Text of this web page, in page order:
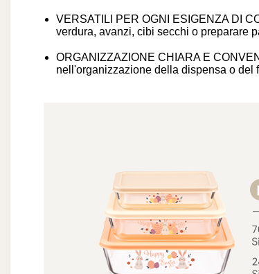
VERSATILI PER OGNI ESIGENZA DI
verdura, avanzi, cibi secchi o preparare
ORGANIZZAZIONE CHIARA E
nell'organizzazione della dispensa o del